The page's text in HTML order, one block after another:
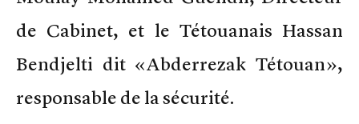
de Cabinet, et le Tétouanais Hassan
Bendjelti dit «Abderrezak Tétouan»,
responsable de la sécurité.